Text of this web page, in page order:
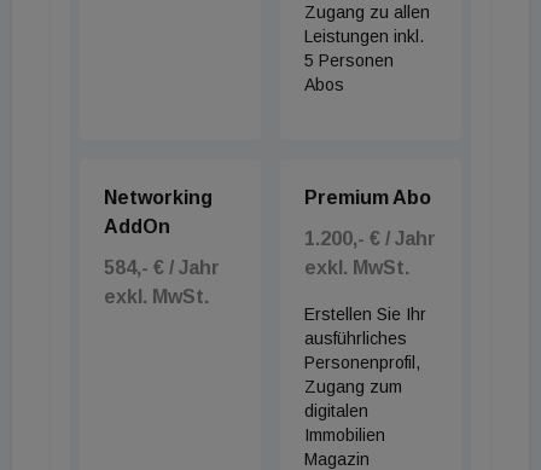
Zugang zu allen
Leistungen inkl.
5 Personen
Abos
Networking
AddOn
584,- € / Jahr
exkl. MwSt.
Premium Abo
1.200,- € / Jahr
exkl. MwSt.
Erstellen Sie Ihr
ausführliches
Personenprofil,
Zugang zum
digitalen
Immobilien
Magazin